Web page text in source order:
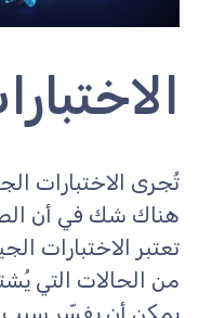
تُجرى الاختبارات
هناك شك في أن
تعتبر الاختبارات
من الحالات التي